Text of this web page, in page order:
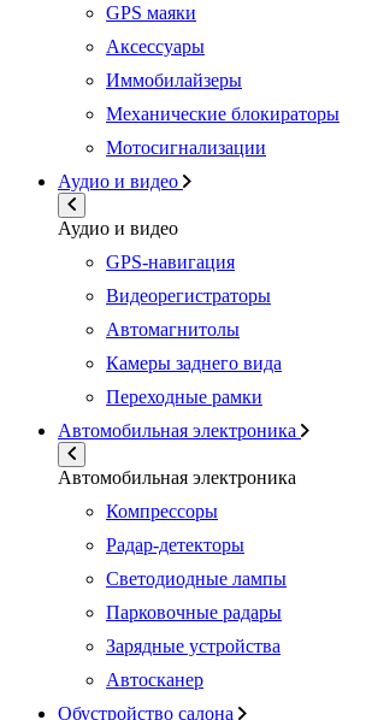
GPS маяки
Аксессуары
Иммобилайзеры
Механические блокираторы
Мотосигнализации
Аудио и видео
Аудио и видео
GPS-навигация
Видеорегистраторы
Автомагнитолы
Камеры заднего вида
Переходные рамки
Автомобильная электроника
Автомобильная электроника
Компрессоры
Радар-детекторы
Светодиодные лампы
Парковочные радары
Зарядные устройства
Автосканер
Обустройство салона